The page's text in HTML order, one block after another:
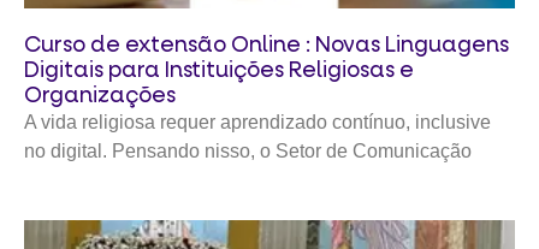
Curso de extensão Online : Novas Linguagens
Digitais para Instituições Religiosas e
Organizações
A vida religiosa requer aprendizado contínuo, inclusive
no digital. Pensando nisso, o Setor de Comunicação